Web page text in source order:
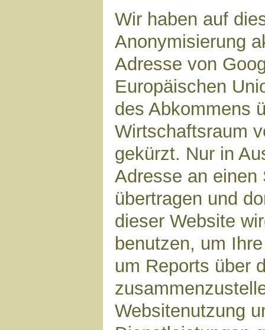
Wir haben auf
Anonymisierung
Adresse von
Europäischen
des Abkommens
Wirtschaftsraum
gekürzt. Nur in
Adresse an einen
übertragen und
dieser Website
benutzen, um
um Reports über
Websitenutzung